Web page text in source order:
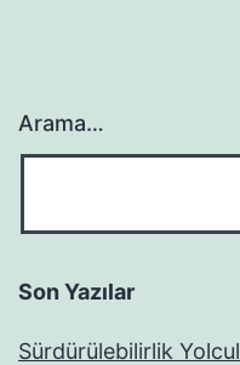
Arama…
Son Yazılar
Sürdürülebilirlik